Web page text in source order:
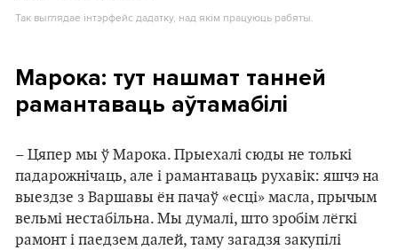
Так выглядае інтэрфейс дадатку, над якім працуюць рабяты.
Марока: тут нашмат танней
рамантаваць аўтамабілі
– Цяпер мы ў Марока. Прыехалі сюды не толькі
падарожнічаць, але і рамантаваць рухавік: яшчэ на
выездзе з Варшавы ён пачаў «есці» масла, прычым
вельмі нестабільна. Мы думалі, што зробім лёгкі
рамонт і паедзем далей, таму загадзя закупілі